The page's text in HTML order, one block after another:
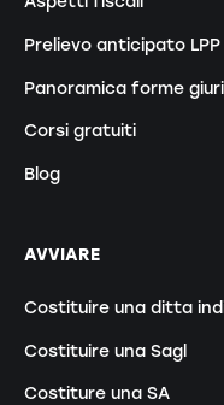
Prelievo anticipato LPP
Panoramica forme
Corsi gratuiti
Blog
AVVIARE
Costituire una ditta
Costituire una Sagl
Costiture una SA